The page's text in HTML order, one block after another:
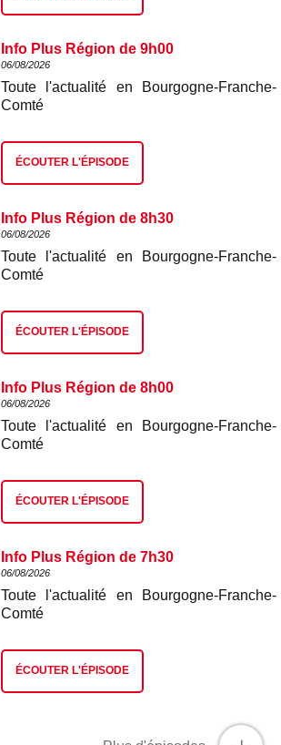
Info Plus Région de 9h00
06/08/2026
Toute l'actualité en Bourgogne-Franche-
Comté
ÉCOUTER L'ÉPISODE
Info Plus Région de 8h30
06/08/2026
Toute l'actualité en Bourgogne-Franche-
Comté
ÉCOUTER L'ÉPISODE
Info Plus Région de 8h00
06/08/2026
Toute l'actualité en Bourgogne-Franche-
Comté
ÉCOUTER L'ÉPISODE
Info Plus Région de 7h30
06/08/2026
Toute l'actualité en Bourgogne-Franche-
Comté
ÉCOUTER L'ÉPISODE